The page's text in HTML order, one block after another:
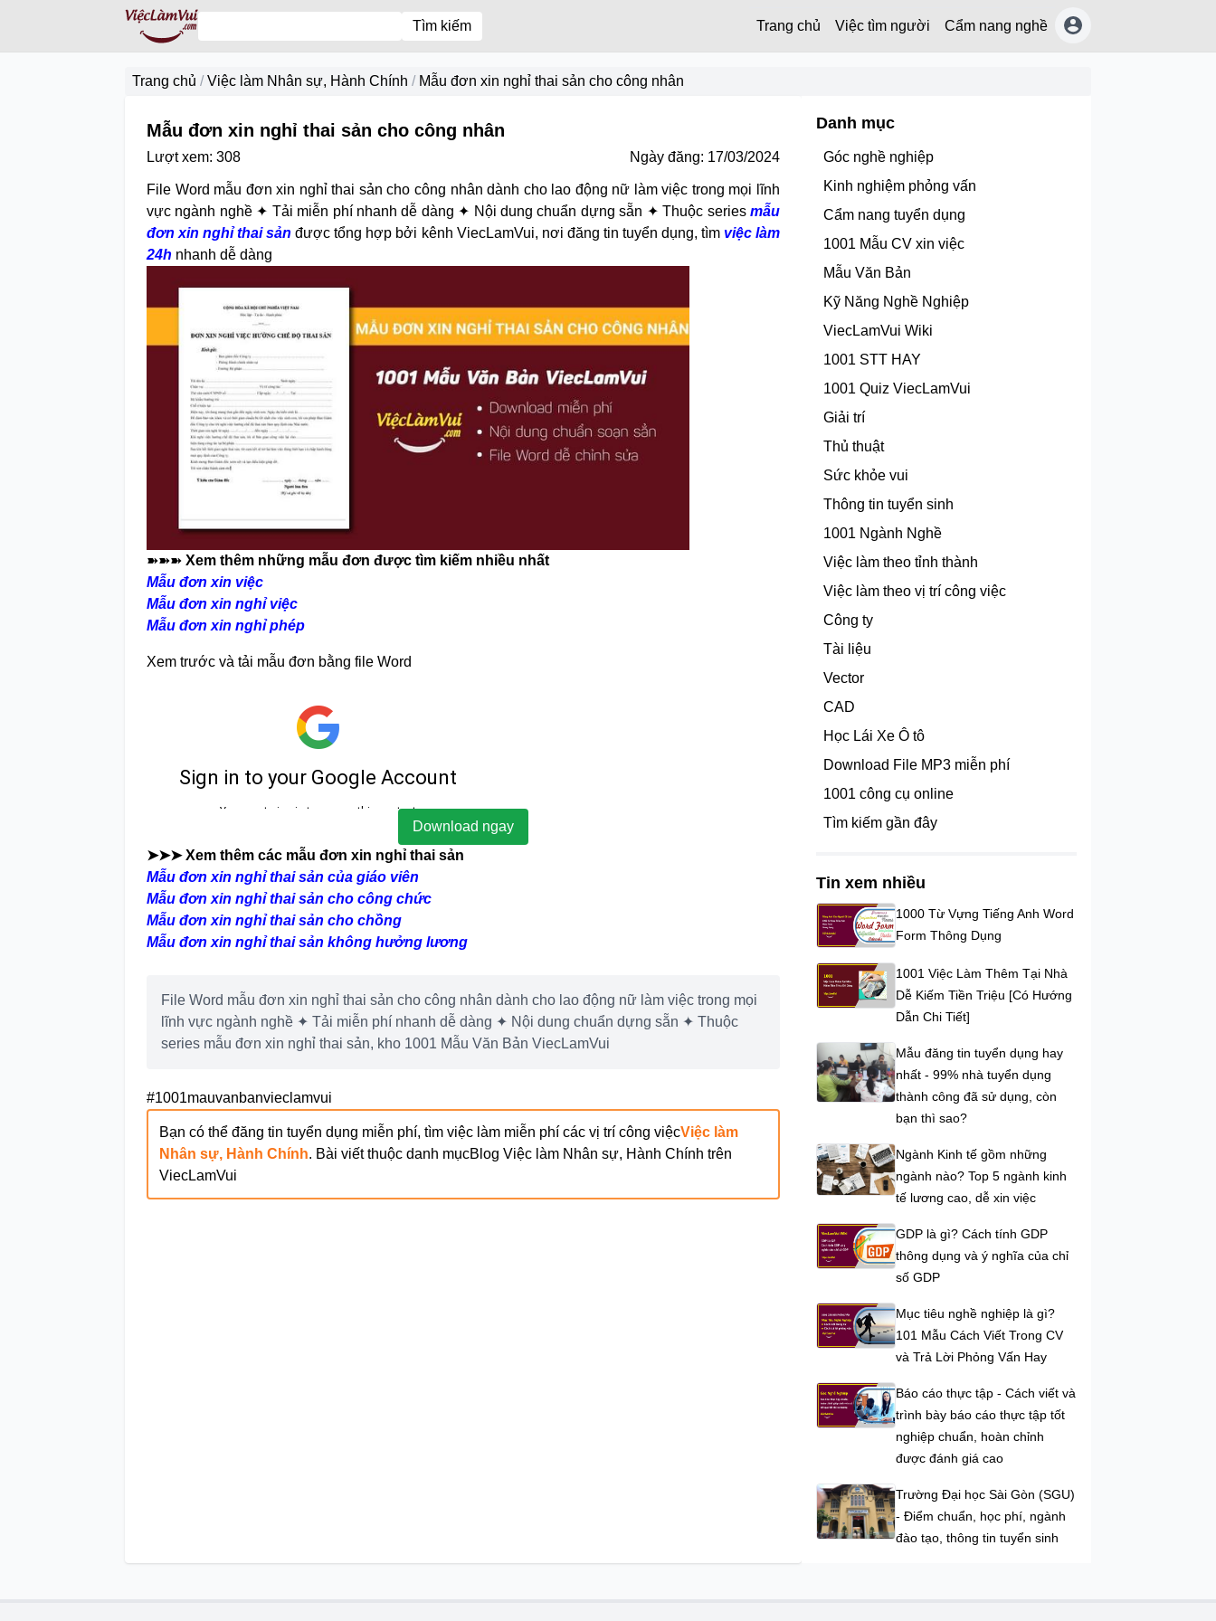
Tìm kiếm Trang chủ Việc tìm người Cẩm nang nghề
Trang chủ / Việc làm Nhân sự, Hành Chính / Mẫu đơn xin nghỉ thai sản cho công nhân
Mẫu đơn xin nghỉ thai sản cho công nhân
Lượt xem: 308 Ngày đăng: 17/03/2024
File Word mẫu đơn xin nghỉ thai sản cho công nhân dành cho lao động nữ làm việc trong mọi lĩnh
vực ngành nghề ✦ Tải miễn phí nhanh dễ dàng ✦ Nội dung chuẩn dựng sẵn ✦ Thuộc series mẫu
đơn xin nghỉ thai sản được tổng hợp bởi kênh ViecLamVui, nơi đăng tin tuyển dụng, tìm việc làm
24h nhanh dễ dàng
➽➽➽ Xem thêm những mẫu đơn được tìm kiếm nhiều nhất
Mẫu đơn xin việc
Mẫu đơn xin nghỉ việc
Mẫu đơn xin nghỉ phép
Xem trước và tải mẫu đơn bằng file Word
Download ngay
➤➤➤ Xem thêm các mẫu đơn xin nghỉ thai sản
Mẫu đơn xin nghỉ thai sản của giáo viên
Mẫu đơn xin nghỉ thai sản cho công chức
Mẫu đơn xin nghỉ thai sản cho chồng
Mẫu đơn xin nghỉ thai sản không hưởng lương
File Word mẫu đơn xin nghỉ thai sản cho công nhân dành cho lao động nữ làm việc trong mọi
lĩnh vực ngành nghề ✦ Tải miễn phí nhanh dễ dàng ✦ Nội dung chuẩn dựng sẵn ✦ Thuộc
series mẫu đơn xin nghỉ thai sản, kho 1001 Mẫu Văn Bản ViecLamVui
#1001mauvanbanvieclamvui
Bạn có thể đăng tin tuyển dụng miễn phí, tìm việc làm miễn phí các vị trí công việcViệc làm
Nhân sự, Hành Chính. Bài viết thuộc danh mụcBlog Việc làm Nhân sự, Hành Chính trên
ViecLamVui
Danh mục
Góc nghề nghiệp
Kinh nghiệm phỏng vấn
Cẩm nang tuyển dụng
1001 Mẫu CV xin việc
Mẫu Văn Bản
Kỹ Năng Nghề Nghiệp
ViecLamVui Wiki
1001 STT HAY
1001 Quiz ViecLamVui
Giải trí
Thủ thuật
Sức khỏe vui
Thông tin tuyển sinh
1001 Ngành Nghề
Việc làm theo tỉnh thành
Việc làm theo vị trí công việc
Công ty
Tài liệu
Vector
CAD
Học Lái Xe Ô tô
Download File MP3 miễn phí
1001 công cụ online
Tìm kiếm gần đây
Tin xem nhiều
1000 Từ Vựng Tiếng Anh Word
Form Thông Dụng
1001 Việc Làm Thêm Tại Nhà
Dễ Kiếm Tiền Triệu [Có Hướng
Dẫn Chi Tiết]
Mẫu đăng tin tuyển dụng hay
nhất - 99% nhà tuyển dụng
thành công đã sử dụng, còn
bạn thì sao?
Ngành Kinh tế gồm những
ngành nào? Top 5 ngành kinh
tế lương cao, dễ xin việc
GDP là gì? Cách tính GDP
thông dụng và ý nghĩa của chỉ
số GDP
Mục tiêu nghề nghiệp là gì?
101 Mẫu Cách Viết Trong CV
và Trả Lời Phỏng Vấn Hay
Báo cáo thực tập - Cách viết và
trình bày báo cáo thực tập tốt
nghiệp chuẩn, hoàn chỉnh
được đánh giá cao
Trường Đại học Sài Gòn (SGU)
- Điểm chuẩn, học phí, ngành
đào tạo, thông tin tuyển sinh